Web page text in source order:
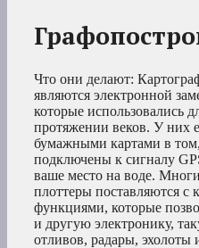
Что они делают:
являются электронной
которые использовались
протяжении веков. У них
бумажными картами в
подключены к сигналу
ваше место на воде.
плоттеры поставляются
функциями, которые
и другую электронику,
отливов, радары, эхолоты